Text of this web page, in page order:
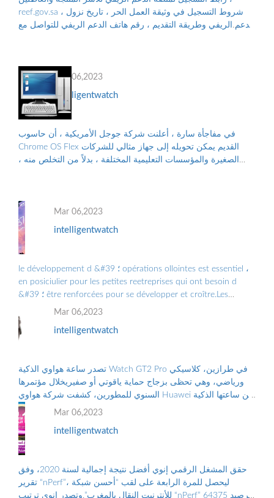
reef.gov.sa ، شروط التسجيل في وثيقة العمل الحر ، تاريخ نزول
الدعم الريفي وطريقة التقديم ، رقم هاتف الدعم الريفي للتواصل مع
Mar 06,2023
intelligentwatch
في مفاجأة سارة ، أعلنت شركة جوجل الأمريكية ، أن حاسوب
Chrome OS Flex القديم يمكن تحويله إلى جهاز مثالي للشركات
الصغيرة والمؤسسات التعليمية المختلفة ، بدلاً من التخلص منه ،
Mar 06,2023
intelligentwatch
le développement d &#39 ؛ opérations ollointes est essentiel ،
en posiciulier pour les petites reetreprises qui ont besoin d
&#39 ؛ être renforcées pour se développer et croître.Les
Grandes Entreprises doiv ...
Mar 06,2023
intelligentwatch
تصدر ساعة هواوي الذكية Watch GT2 Pro في طرازين، كلاسيكي
ورياضي، وهي تحظى بزجاج حماية ياقوتي أو صفيريخلال مؤتمرها
السنوي للمطورين، كشفت شركة هواوي Huawei عن ساعتها الذكية
Mar 06,2023
intelligentwatch
حقق المشغل الرقمي إنوي أفضل نتيجة إجمالية لسنة 2020، وفق
تقرير “nPerf”، ليحصل للمرة الرابعة على لقب “أحسن شبكة
للأنترنيت النقال بالمغرب”.وتصدر إنوي ترتيب “nPerf” برصيد 64375